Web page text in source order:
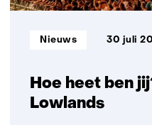
Hoe heet ben
Lowlands
Informatietype:
Nieuws 30 juli